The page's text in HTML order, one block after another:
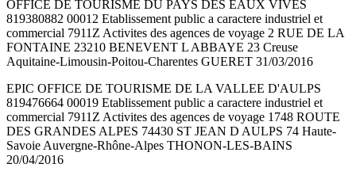
OFFICE DE TOURISME DU PAYS DES EAUX VIVES
819380882 00012 Etablissement public a caractere industriel et
commercial 7911Z Activites des agences de voyage 2 RUE DE LA
FONTAINE 23210 BENEVENT L ABBAYE 23 Creuse
Aquitaine-Limousin-Poitou-Charentes GUERET 31/03/2016
EPIC OFFICE DE TOURISME DE LA VALLEE D'AULPS
819476664 00019 Etablissement public a caractere industriel et
commercial 7911Z Activites des agences de voyage 1748 ROUTE
DES GRANDES ALPES 74430 ST JEAN D AULPS 74 Haute-
Savoie Auvergne-Rhône-Alpes THONON-LES-BAINS
20/04/2016